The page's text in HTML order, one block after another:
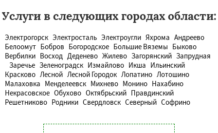
Услуги в следующих городах области:
Электрогорск Электросталь Электроугли Яхрома Андреево
Белоомут Бобров Богородское Большие Вяземы Быково
Вербилки Восход Деденево Жилево Загорянский Запрудная
Заречье Зеленоградск Измайлово Икша Ильинский
Красково Лесной Лесной Городок Лопатино Лотошино
Малаховка Менделеевск Михнево Монино Нахабино
Некрасовское Обухово Октябрьский Правдинский
Решетниково Родники Свердловск Северный Софрино